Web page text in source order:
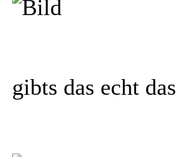
gibts das echt